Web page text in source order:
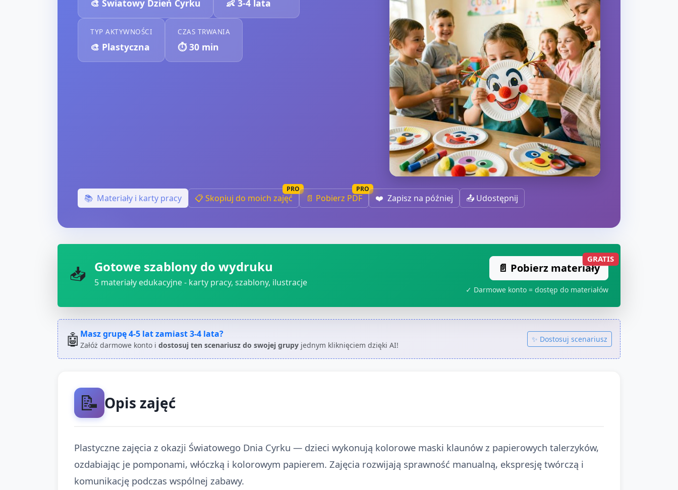
🎨 Światowy Dzień Cyrku 👶 3-4 lata
TYP AKTYWNOŚCI
🎨 Plastyczna
CZAS TRWANIA
⏱️30 min
📚 Materiały i karty pracy 📋 Skopiuj do moich zajęć
PRO
📄 Pobierz PDF
PRO
❤️ Zapisz na później 📤 Udostępnij
📥 Gotowe szablony do wydruku
5 materiały edukacyjne - karty pracy, szablony, ilustracje
📄 Pobierz materiały
GRATIS
✓ Darmowe konto = dostęp do materiałów
🤖Masz grupę4-5 latzamiast3-4 lata?
Załóż darmowe konto i dostosuj ten scenariusz do swojej grupy jednym kliknięciem dzięki AI!
✨ Dostosuj scenariusz
📝 Opis zajęć
Plastyczne zajęcia z okazji Światowego Dnia Cyrku — dzieci wykonują kolorowe maski klaunów z papierowych talerzyków,
ozdabiając je pomponami, włóczką i kolorowym papierem. Zajęcia rozwijają sprawność manualną, ekspresję twórczą i
komunikację podczas wspólnej zabawy.